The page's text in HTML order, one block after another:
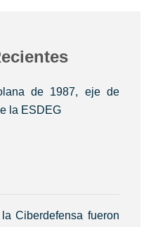
de 1987, eje de
la ESDEG
Ciberdefensa fueron